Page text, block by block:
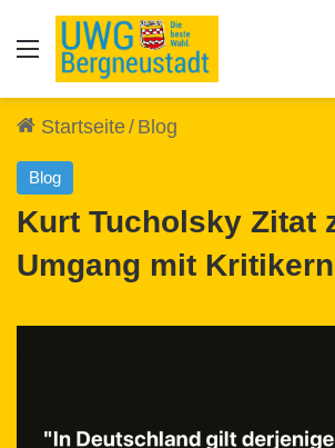
Auswahl
Startseite/ Blog
Blog
Kurt Tucholsky Zitat
Umgang mit Kritikern